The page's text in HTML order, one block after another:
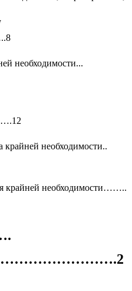
необходимости...
необходимости..
крайней необходимости……..